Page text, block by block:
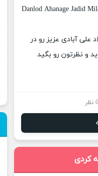
Danlod Ahanage Jadid
علی آبادی عزیز رو در
و نظرتون رو بگید
0 نظر
کردی